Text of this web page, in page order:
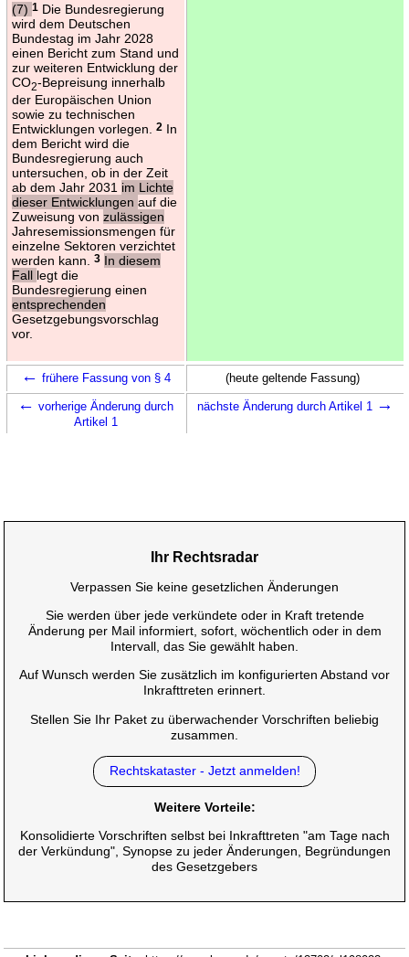
(7) 1Die Bundesregierung
wird dem Deutschen
Bundestag im Jahr 2028
einen Bericht zum Stand und
zur weiteren Entwicklung der
CO2-Bepreisung innerhalb
der Europäischen Union
sowie zu technischen
Entwicklungen vorlegen. 2In
dem Bericht wird die
Bundesregierung auch
untersuchen, ob in der Zeit
ab dem Jahr 2031 im Lichte
dieser Entwicklungen auf die
Zuweisung von zulässigen
Jahresemissionsmengen für
einzelne Sektoren verzichtet
werden kann. 3 In diesem
Fall legt die
Bundesregierung einen
entsprechenden
Gesetzgebungsvorschlag
vor.
← frühere Fassung von § 4 (heute geltende Fassung)
← vorherige Änderung durch
Artikel 1
nächste Änderung durch Artikel 1 →
Ihr Rechtsradar
Verpassen Sie keine gesetzlichen Änderungen
Sie werden über jede verkündete oder in Kraft tretende
Änderung per Mail informiert, sofort, wöchentlich oder in dem
Intervall, das Sie gewählt haben.
Auf Wunsch werden Sie zusätzlich im konfigurierten Abstand vor
Inkrafttreten erinnert.
Stellen Sie Ihr Paket zu überwachender Vorschriften beliebig
zusammen.
Rechtskataster - Jetzt anmelden!
Weitere Vorteile:
Konsolidierte Vorschriften selbst bei Inkrafttreten "am Tage nach
der Verkündung", Synopse zu jeder Änderungen, Begründungen
des Gesetzgebers